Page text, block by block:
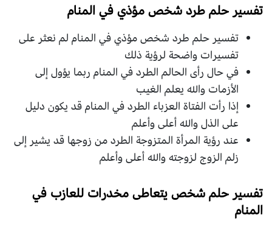
تفسير حلم طرد شخص مؤذي في المنام
تفسير حلم طرد شخص مؤذي في المنام لم نعثر على
تفسيرات واضحة لرؤية ذلك
في حال رأى الحالم الطرد في المنام ربما يؤول إلى
الأزمات والله يعلم الغيب
إذا رأت الفتاة العزباء الطرد في المنام قد يكون دليل
على الذل والله أعلى وأعلم
عند رؤية المرأة المتزوجة الطرد من زوجها قد يشير إلى
زلم الزوج لزوجته والله أعلى وأعلم
تفسير حلم شخص يتعاطى مخدرات للعازب في
المنام